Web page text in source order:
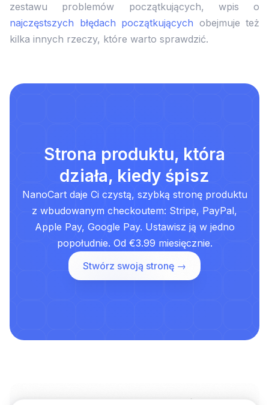
zestawu problemów początkujących, wpis o
najczęstszych błędach początkujących obejmuje też
kilka innych rzeczy, które warto sprawdzić.
Strona produktu, która
działa, kiedy śpisz
NanoCart daje Ci czystą, szybką stronę produktu
z wbudowanym checkoutem: Stripe, PayPal,
Apple Pay, Google Pay. Ustawisz ją w jedno
popołudnie. Od €3.99 miesięcznie.
Stwórz swoją stronę →
Od strony produktu do społeczności: